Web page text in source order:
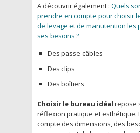
A découvrir également : Quels
prendre en compte pour choisir
de levage et de manutention les
ses besoins ?
Des passe-câbles
Des clips
Des boîtiers
Choisir le bureau idéal repose
réflexion pratique et esthétique.
compte des dimensions, des